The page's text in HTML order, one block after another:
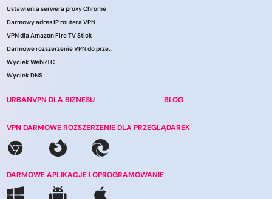
Ustawienia serwera proxy Chrome
Darmowy adres IP routera VPN
VPN dla Amazon Fire TV Stick
Darmowe rozszerzenie VPN do przeglądarki
Wyciek WebRTC
Wyciek DNS
URBANVPN DLA BIZNESU BLOG
VPN DARMOWE ROZSZERZENIE DLA PRZEGLĄDAREK
DARMOWE APLIKACJE I OPROGRAMOWANIE